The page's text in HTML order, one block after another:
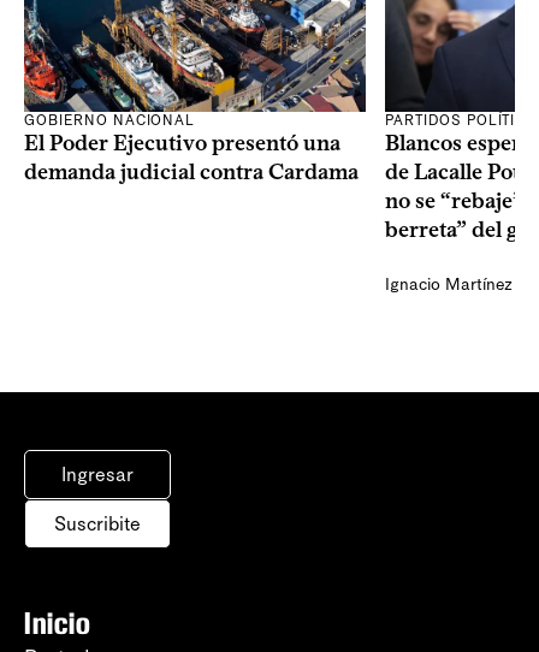
GOBIERNO NACIONAL
El Poder Ejecutivo presentó una
demanda judicial contra Cardama
PARTIDOS
Blancos
de Lacalle Pou
no se “rebaje”
berreta” del
Ignacio Martínez
Ingresar
Suscribite
Inicio